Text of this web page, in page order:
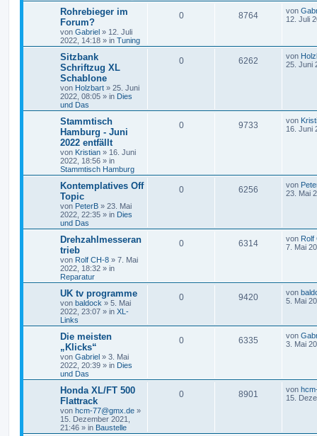
Rohrebieger im
Forum?
von Gabriel » 12. Juli
2022, 14:18 » in Tuning
0 8764 von
12. Juli
Sitzbank
Schriftzug XL
Schablone
von Holzbart » 25. Juni
2022, 08:05 » in Dies
und Das
0 6262 von
25. Juni
Stammtisch
Hamburg - Juni
2022 entfällt
von Kristian » 16. Juni
2022, 18:56 » in
Stammtisch Hamburg
0 9733 von
16. Juni
Kontemplatives Off
Topic
von PeterB » 23. Mai
2022, 22:35 » in Dies
und Das
0 6256 von
23. Mai
Drehzahlmesseran
trieb
von Rolf CH-8 » 7. Mai
2022, 18:32 » in
Reparatur
0 6314 von Rolf
7. Mai
UK tv programme
von baldock » 5. Mai
2022, 23:07 » in XL-
Links
0 9420 von
5. Mai
Die meisten
„Klicks“
von Gabriel » 3. Mai
2022, 20:39 » in Dies
und Das
0 6335 von
3. Mai
Honda XL/FT 500
Flattrack
von hcm-77@gmx.de »
15. Dezember 2021,
21:46 » in Baustelle
0 8901 von
15.